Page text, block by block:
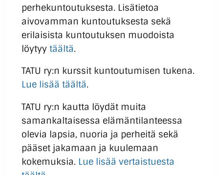
perhekuntoutuksesta. Lisätietoa
aivovamman kuntoutuksesta sekä
erilaisista kuntoutuksen muodoista
löytyytäältä.
TATU ry:n kurssit kuntoutumisen tukena.
Lue lisää täältä.
TATU ry:n kautta löydät muita
samankaltaisessa elämäntilanteessa
olevia lapsia, nuoria ja perheitä sekä
pääset jakamaan ja kuulemaan
kokemuksia. Lue lisää vertaistuesta